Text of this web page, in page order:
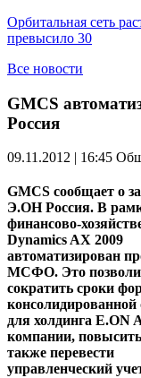
Орбитальная сеть
превысило 30
Все новости
GMCS
Россия
09.11.2012 | 16:45
GMCS сообщает о
Э.OН Россия. В
финансово-
Dynamics AX 2009
автоматизирован
МСФО. Это
сократить сроки
консолидированной
для холдинга E.ON
компании, повысить
также перевести
управленческий